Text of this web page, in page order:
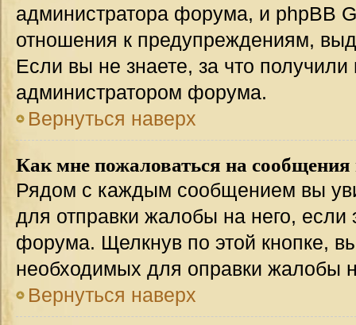
администратора форума, и phpBB
отношения к предупреждениям,
Если вы не знаете, за что
администратором форума.
Вернуться наверх
Как мне пожаловаться на сообщения
Рядом с каждым сообщением вы
для отправки жалобы на него,
форума. Щелкнув по этой кнопке,
необходимых для оправки жалобы
Вернуться наверх